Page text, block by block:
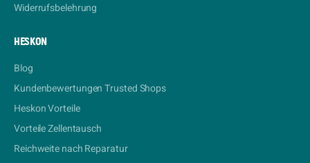
Widerrufsbelehrung
HESKON
Blog
Kundenbewertungen Trusted Shops
Heskon Vorteile
Vorteile Zellentausch
Reichweite nach Reparatur